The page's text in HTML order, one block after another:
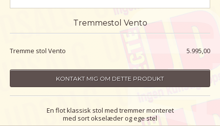
Tremmestol Vento
Tremme stol Vento 5.995,00
KONTAKT MIG OM DETTE PRODUKT
En flot klassisk stol med tremmer monteret
med sort okselæder og ege stel